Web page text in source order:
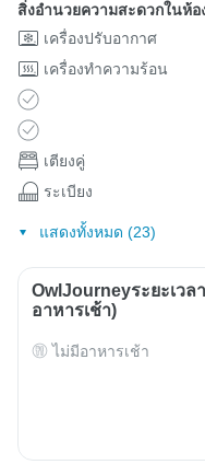
สิ่งอำนวยความสะดวกในห้อ
เครื่องปรับอากาศ
เครื่องทำความร้อน
เตียงคู่
ระเบียง
แสดงทั้งหมด (23)
OwlJourneyระยะเวล
อาหารเช้า)
ไม่มีอาหารเช้า